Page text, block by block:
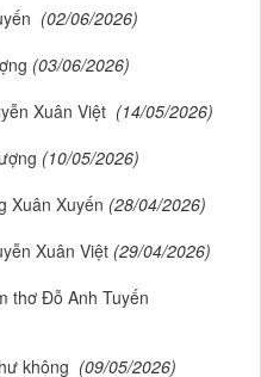
(02/06/2026)
(03/06/2026)
Xuân Việt (14/05/2026)
(10/05/2026)
Xuân Xuyến (28/04/2026)
Xuân Việt (29/04/2026)
thơ Đỗ Anh Tuyến
không (09/05/2026)